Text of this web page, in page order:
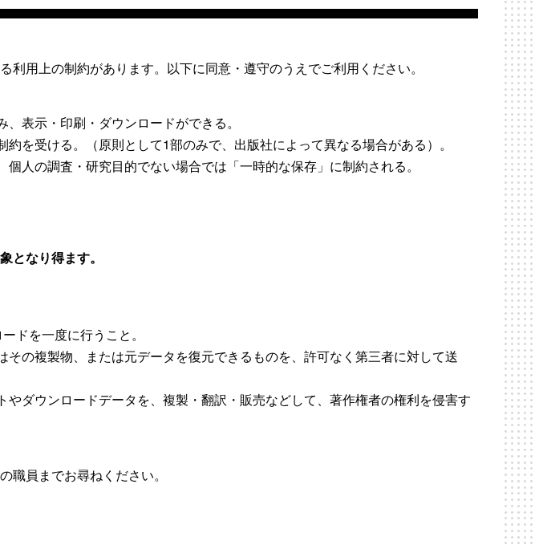
利用上の制約があります。以下に同意・遵守のうえでご利用ください。
表示・印刷・ダウンロードができる。
を受ける。（原則として1部のみで、出版社によって異なる場合がある）。
人の調査・研究目的でない場合では「一時的な保存」に制約される。
となり得ます。
ドを一度に行うこと。
その複製物、または元データを復元できるものを、許可なく第三者に対して送
やダウンロードデータを、複製・翻訳・販売などして、著作権者の権利を侵害す
職員までお尋ねください。